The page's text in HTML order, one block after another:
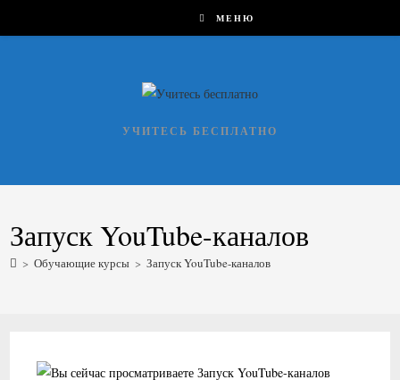
к
МЕНЮ
УЧИТЕСЬ БЕСПЛАТНО
Запуск YouTube-каналов
> Обучающие курсы > Запуск YouTube-каналов